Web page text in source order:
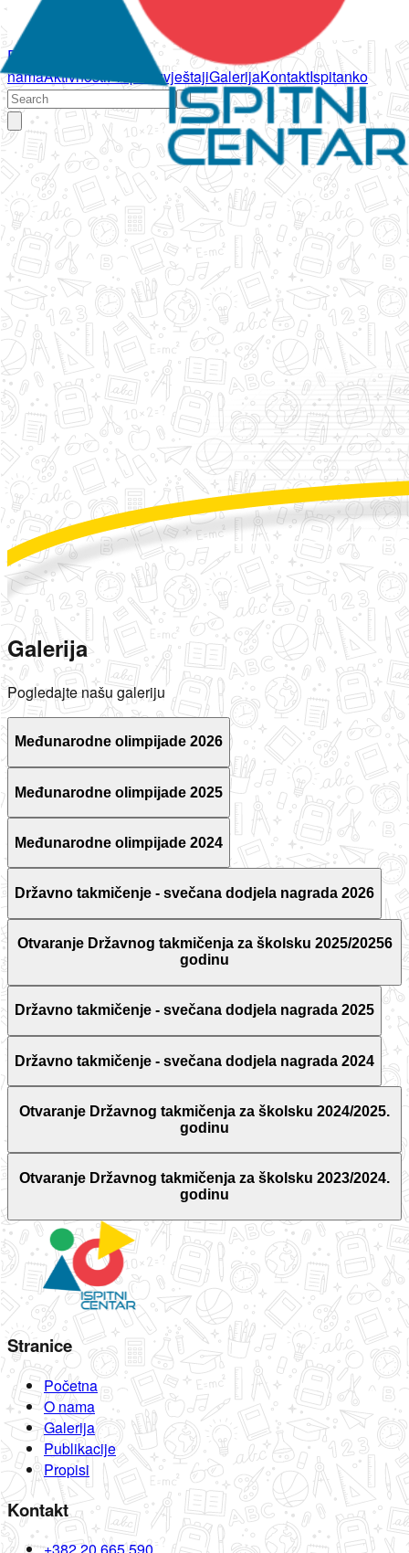
Početna
namaAktivnostiPropisi IzvještajiGalerijaKontaktIspitanko
Galerija
Pogledajte našu galeriju
Međunarodne olimpijade 2026
Međunarodne olimpijade 2025
Međunarodne olimpijade 2024
Državno takmičenje - svečana dodjela nagrada 2026
Otvaranje Državnog takmičenja za školsku 2025/20256
godinu
Državno takmičenje - svečana dodjela nagrada 2025
Državno takmičenje - svečana dodjela nagrada 2024
Otvaranje Državnog takmičenja za školsku 2024/2025.
godinu
Otvaranje Državnog takmičenja za školsku 2023/2024.
godinu
Stranice
Početna
O nama
Galerija
Publikacije
Propisi
Kontakt